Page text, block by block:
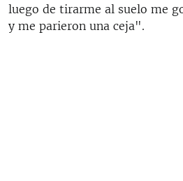
luego de tirarme al suelo me
y me parieron una ceja".